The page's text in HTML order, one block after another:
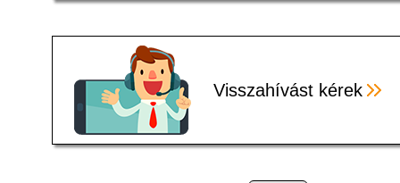
Visszahívást kérek